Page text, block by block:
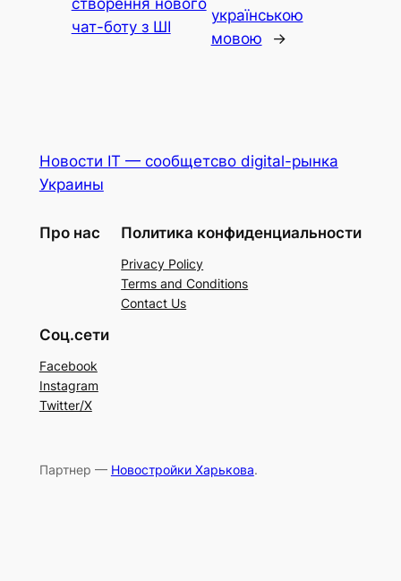
створення нового
чат-боту з ШІ
українською
мовою
→
Новости IT — сообщетсво digital-рынка
Украины
Про нас Политика конфиденциальности
Privacy Policy
Terms and Conditions
Contact Us
Соц.сети
Facebook
Instagram
Twitter/X
Партнер — Новостройки Харькова.